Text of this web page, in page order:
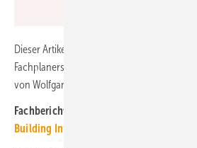
Dieser Artikel erschien zuerst in der
Fachplaners unter dem Titel Digitalisierung
von Wolfgang Schmid.
Fachberichte mit ähnlichen Themen
Building Information Modeling